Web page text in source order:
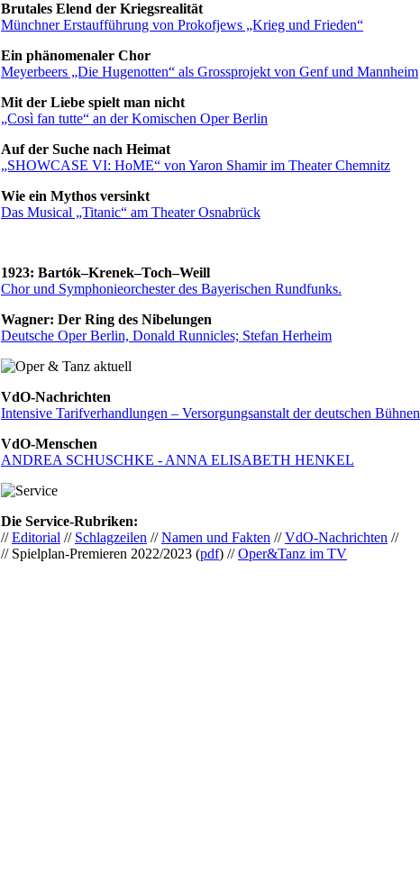
Brutales Elend der Kriegsrealität
Münchner Erstaufführung von Prokofjews „Krieg und Frieden“
Ein phänomenaler Chor
Meyerbeers „Die Hugenotten“ als Grossprojekt von Genf und Mannheim
Mit der Liebe spielt man nicht
„Così fan tutte“ an der Komischen Oper Berlin
Auf der Suche nach Heimat
„SHOWCASE VI: HoME“ von Yaron Shamir im Theater Chemnitz
Wie ein Mythos versinkt
Das Musical „Titanic“ am Theater Osnabrück
1923: Bartók–Krenek–Toch–Weill
Chor und Symphonieorchester des Bayerischen Rundfunks.
Wagner: Der Ring des Nibelungen
Deutsche Oper Berlin, Donald Runnicles; Stefan Herheim
VdO-Nachrichten
Intensive Tarifverhandlungen – Versorgungsanstalt der deutschen Bühnen
VdO-Menschen
ANDREA SCHUSCHKE - ANNA ELISABETH HENKEL
Die Service-Rubriken:
//Editorial // Schlagzeilen //Namen und Fakten //VdO-Nachrichten //
// Spielplan-Premieren 2022/2023 (pdf) //Oper&Tanz im TV